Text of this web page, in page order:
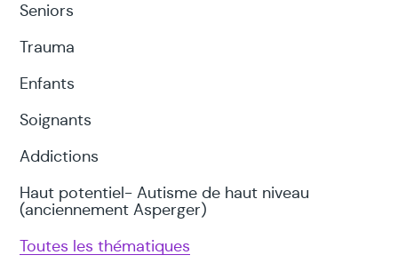
Seniors
Trauma
Enfants
Soignants
Addictions
Haut potentiel- Autisme de haut niveau
(anciennement Asperger)
Toutes les thématiques